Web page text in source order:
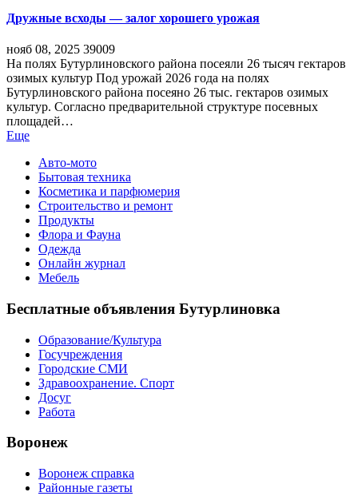
Дружные всходы — залог хорошего урожая
нояб 08, 2025 39009
На полях Бутурлиновского района посеяли 26 тысяч гектаров
озимых культур Под урожай 2026 года на полях
Бутурлиновского района посеяно 26 тыс. гектаров озимых
культур. Согласно предварительной структуре посевных
площадей…
Еще
Авто-мото
Бытовая техника
Косметика и парфюмерия
Строительство и ремонт
Продукты
Флора и Фауна
Одежда
Онлайн журнал
Мебель
Бесплатные объявления Бутурлиновка
Образование/Культура
Госучреждения
Городские СМИ
Здравоохранение. Спорт
Досуг
Работа
Воронеж
Воронеж справка
Районные газеты